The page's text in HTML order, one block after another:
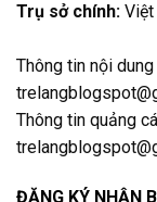
Trụ sở chính: Việt
Thông tin nội
Thông tin quảng
ĐĂNG KÝ NHẬN